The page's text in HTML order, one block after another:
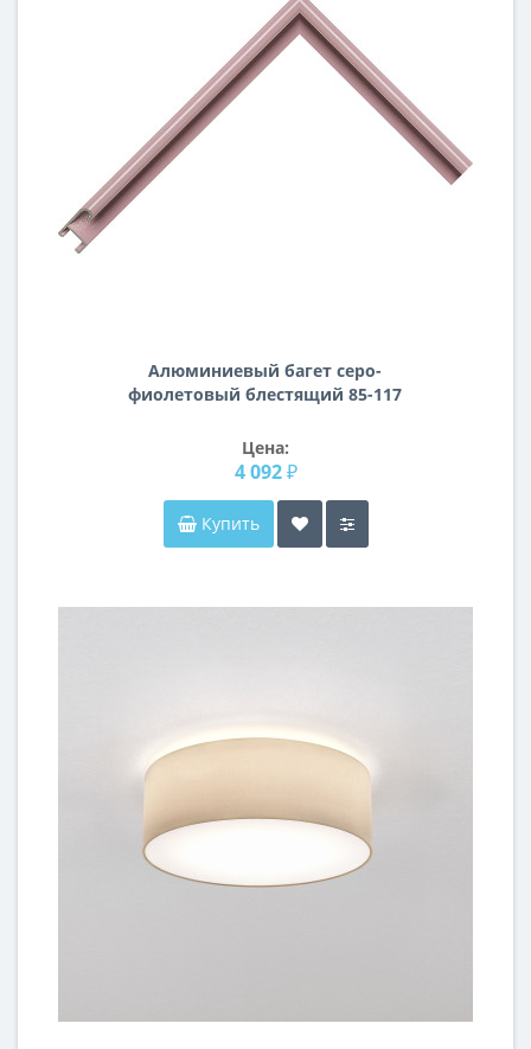
Алюминиевый багет серо-
фиолетовый блестящий 85-117
Цена:
4 092 ₽
Купить